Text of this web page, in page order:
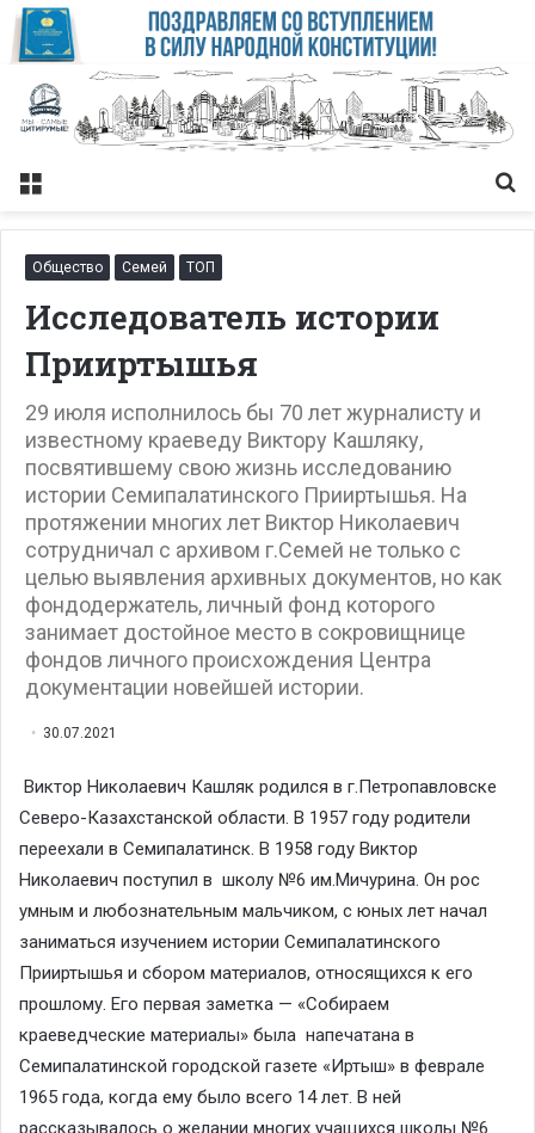
Меню
Общество Семей ТОП
Исследователь истории
Прииртышья
29 июля исполнилось бы 70 лет журналисту и
известному краеведу Виктору Кашляку,
посвятившему свою жизнь исследованию
истории Семипалатинского Прииртышья. На
протяжении многих лет Виктор Николаевич
сотрудничал с архивом г.Семей не только с
целью выявления архивных документов, но как
фондодержатель, личный фонд которого
занимает достойное место в сокровищнице
фондов личного происхождения Центра
документации новейшей истории.
30.07.2021
Виктор Николаевич Кашляк родился в г.Петропавловске
Северо-Казахстанской области. В 1957 году родители
переехали в Семипалатинск. В 1958 году Виктор
Николаевич поступил в школу №6 им.Мичурина. Он рос
умным и любознательным мальчиком, с юных лет начал
заниматься изучением истории Семипалатинского
Прииртышья и сбором материалов, относящихся к его
прошлому. Его первая заметка — «Собираем
краеведческие материалы» была напечатана в
Семипалатинской городской газете «Иртыш» в феврале
1965 года, когда ему было всего 14 лет. В ней
рассказывалось о желании многих учащихся школы №6